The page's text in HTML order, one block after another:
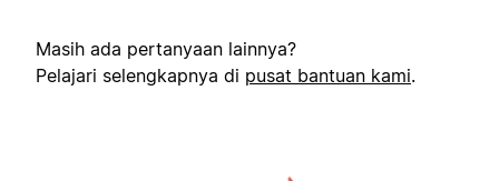
Masih ada pertanyaan lainnya?
Pelajari selengkapnya di pusat bantuan kami.